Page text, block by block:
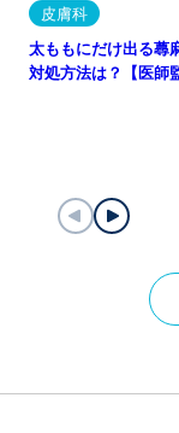
皮膚科
太ももにだけ出る蕁
対処方法は？【医師